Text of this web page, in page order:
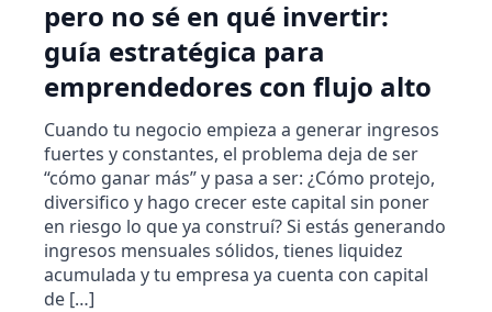
pero no sé en qué invertir:
guía estratégica para
emprendedores con flujo alto
Cuando tu negocio empieza a generar ingresos
fuertes y constantes, el problema deja de ser
“cómo ganar más” y pasa a ser: ¿Cómo protejo,
diversifico y hago crecer este capital sin poner
en riesgo lo que ya construí? Si estás generando
ingresos mensuales sólidos, tienes liquidez
acumulada y tu empresa ya cuenta con capital
de […]